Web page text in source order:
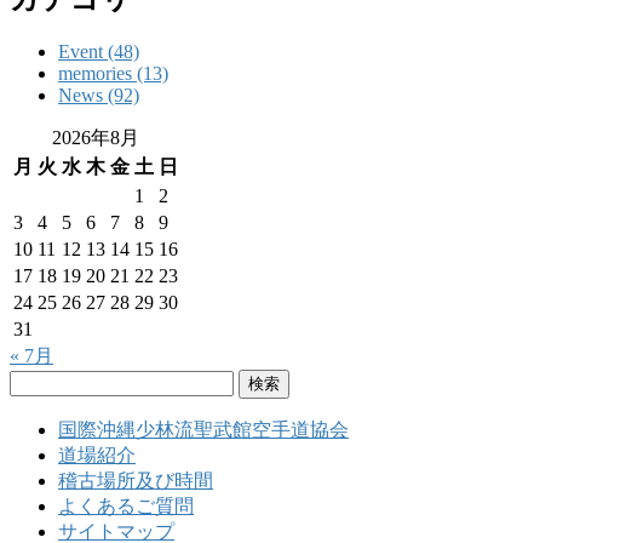
Event (48)
memories (13)
News (92)
2026年8月
月 火 水 木 金 土 日
1
2
3
4 5 6 7 8
9
10 11 12 13 14 15 16
17 18 19 20 21 22 23
24 25 26 27 28 29 30
31
« 7月
国際沖縄少林流聖武館空手道協会
道場紹介
稽古場所及び時間
よくあるご質問
サイトマップ